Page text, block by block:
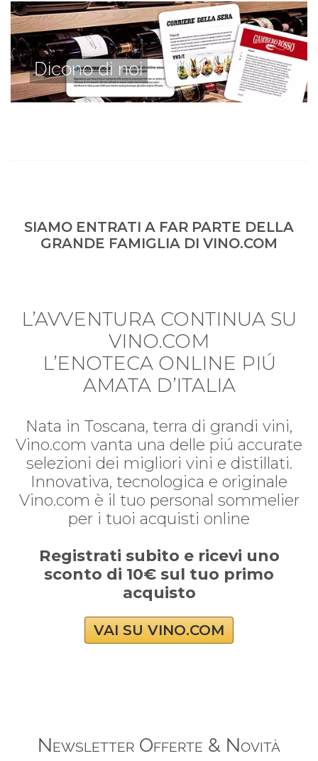
Dicono di noi
SIAMO ENTRATI A FAR PARTE DELLA
GRANDE FAMIGLIA DI VINO.COM
L’AVVENTURA CONTINUA SU
VINO.COM
L’ENOTECA ONLINE PIÚ
AMATA D’ITALIA
Nata in Toscana, terra di grandi vini,
Vino.com vanta una delle piú accurate
selezioni dei migliori vini e distillati.
Innovativa, tecnologica e originale
Vino.com è il tuo personal sommelier
per i tuoi acquisti online
Registrati subito e ricevi uno
sconto di 10€ sul tuo primo
acquisto
VAI SU VINO.COM
Newsletter Offerte & Novità